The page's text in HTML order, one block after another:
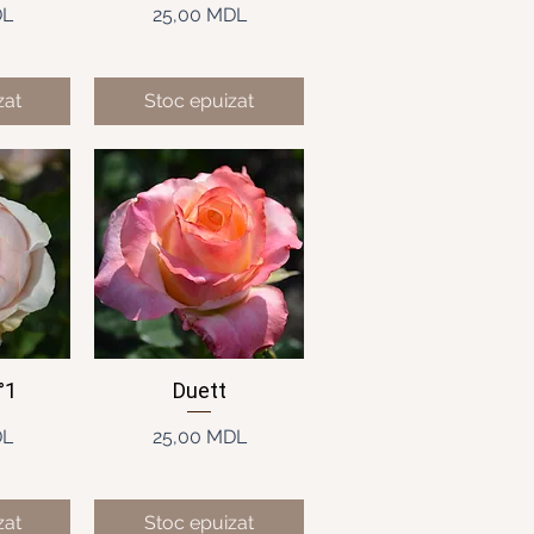
Preț
25,00 MDL
Stoc epuizat
Afișare rapidă
Duett
Preț
25,00 MDL
Stoc epuizat